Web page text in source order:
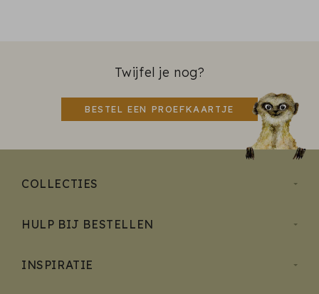
Twijfel je nog?
BESTEL EEN PROEFKAARTJE
COLLECTIES
HULP BIJ BESTELLEN
INSPIRATIE